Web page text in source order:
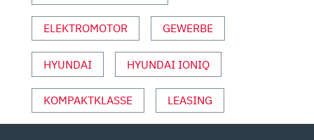
AUTO
MOTOR
SPORT“
VON
YOUTUBE
ANZEIGEN
ELEKTROMOTOR GEWERBE
HYUNDAI HYUNDAI IONIQ
KOMPAKTKLASSE LEASING